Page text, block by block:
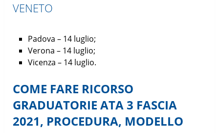
VENETO
Padova – 14 luglio;
Verona – 14 luglio;
Vicenza – 14 luglio.
COME FARE RICORSO
GRADUATORIE ATA 3 FASCIA
2021, PROCEDURA, MODELLO